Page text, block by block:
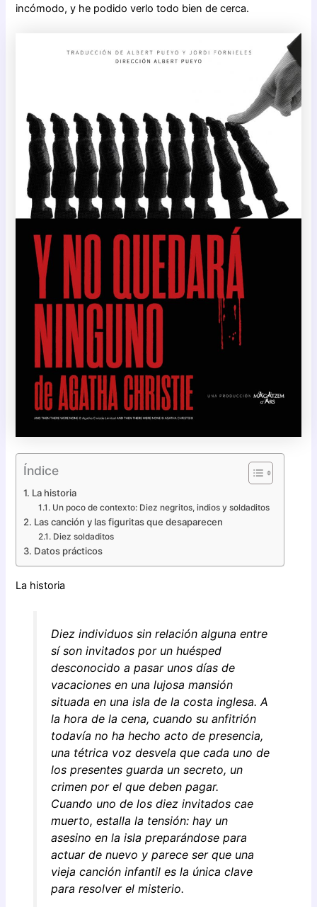
incómodo, y he podido verlo todo bien de cerca.
Índice
La historia
Un poco de contexto: Diez negritos, indios y soldaditos
Las canción y las figuritas que desaparecen
Diez soldaditos
Datos prácticos
La historia
Diez individuos sin relación alguna entre
sí son invitados por un huésped
desconocido a pasar unos días de
vacaciones en una lujosa mansión
situada en una isla de la costa inglesa. A
la hora de la cena, cuando su anfitrión
todavía no ha hecho acto de presencia,
una tétrica voz desvela que cada uno de
los presentes guarda un secreto, un
crimen por el que deben pagar.
Cuando uno de los diez invitados cae
muerto, estalla la tensión: hay un
asesino en la isla preparándose para
actuar de nuevo y parece ser que una
vieja canción infantil es la única clave
para resolver el misterio.